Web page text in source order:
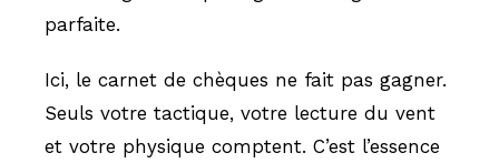
parfaite.
Ici, le carnet de chèques ne fait pas gagner.
Seuls votre tactique, votre lecture du vent
et votre physique comptent. C’est l’essence